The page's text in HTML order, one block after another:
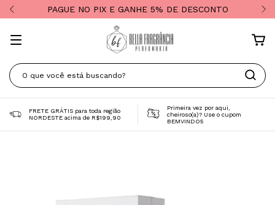
PAGUE NO PIX E GANHE 5% DE DESCONTO
FRETE GRÁTIS para toda região
NORDESTE acima de R$199,90
Primeira vez por aqui,
cheiroso(a)? Use o cupom
BEMVINDO5